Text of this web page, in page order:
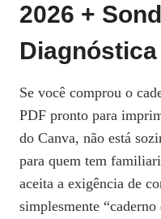
2026 +
Diagnóstica
Se você comprou o
PDF pronto para
do Canva, não está
para quem tem
aceita a exigência de
simplesmente